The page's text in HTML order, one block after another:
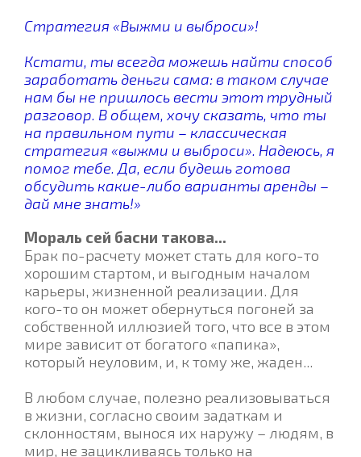
Стратегия «Выжми и выброси»!
Кстати, ты всегда можешь найти способ
заработать деньги сама: в таком случае
нам бы не пришлось вести этот трудный
разговор. В общем, хочу сказать, что ты
на правильном пути – классическая
стратегия «выжми и выброси». Надеюсь, я
помог тебе. Да, если будешь готова
обсудить какие-либо варианты аренды –
дай мне знать!»
Мораль сей басни такова...
Брак по-расчету может стать для кого-то
хорошим стартом, и выгодным началом
карьеры, жизненной реализации. Для
кого-то он может обернуться погоней за
собственной иллюзией того, что все в этом
мире зависит от богатого «папика»,
который неуловим, и, к тому же, жаден...
В любом случае, полезно реализовываться
в жизни, согласно своим задаткам и
склонностям, вынося их наружу – людям, в
мир, не зацикливаясь только на